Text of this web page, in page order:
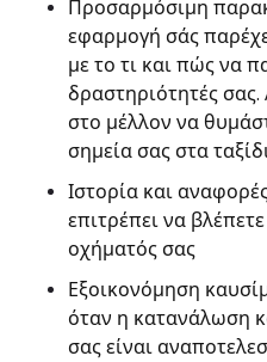
Προσαρμόσιμη
εφαρμογή σάς
με το τι και πώς να
δραστηριότητές
στο μέλλον να
σημεία σας στα
Ιστορία και
επιτρέπει να
οχήματός σας
Εξοικονόμηση
όταν η κατανάλωση
σας είναι